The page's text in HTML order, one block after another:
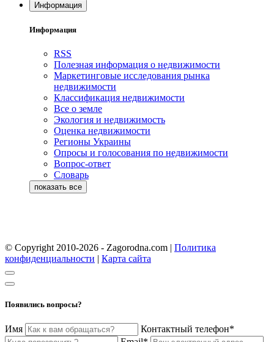
Информация
Информация
RSS
Полезная информация о недвижимости
Маркетинговые исследования рынка
недвижимости
Классификация недвижимости
Все о земле
Экология и недвижимость
Оценка недвижимости
Регионы Украины
Опросы и голосования по недвижимости
Вопрос-ответ
Словарь
© Copyright 2010-2026 - Zagorodna.com | Политика
конфиденциальности | Карта сайта
Появились вопросы?
Имя
Контактный телефон*